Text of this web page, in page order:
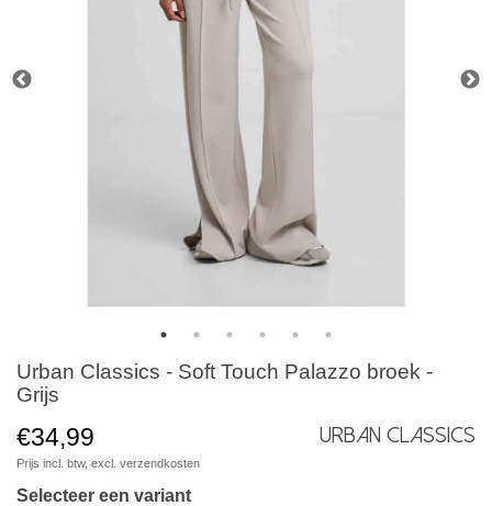
Urban Classics - Soft Touch Palazzo broek -
Grijs
€34,99
Prijs incl. btw, excl. verzendkosten
Urban Classics
Selecteer een variant